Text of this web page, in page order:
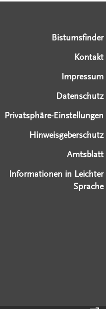
Bistumsfinder
Kontakt
Impressum
Datenschutz
Privatsphäre-Einstellungen
Hinweisgeberschutz
Amtsblatt
Informationen in Leichter
Sprache